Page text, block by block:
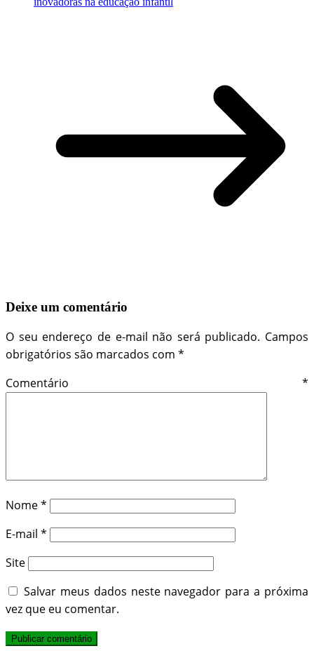
Deixe um comentário
O seu endereço de e-mail não será publicado. Campos
obrigatórios são marcados com *
Comentário *
Nome*
E-mail *
Site
Salvar meus dados neste navegador para a próxima
vez que eu comentar.